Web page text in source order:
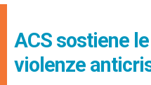
ACS sostiene
violenze